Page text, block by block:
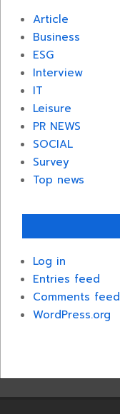
Article
Business
ESG
Interview
IT
Leisure
PR NEWS
SOCIAL
Survey
Top news
Log in
Entries feed
Comments feed
WordPress.org